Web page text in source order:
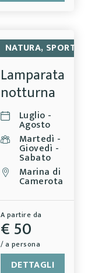
NATURA, SPORT E
Lamparata
notturna
Luglio -
Agosto
Martedì -
Giovedì -
Sabato
Marina di
Camerota
A partire da
€ 50
/ a persona
DETTAGLI